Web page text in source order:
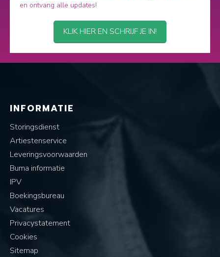
en ontvang alle updates!
KLIK HIER EN SCHRIJF JE IN!
INFORMATIE
Storingsdienst
Artiestenservice
Leveringsvoorwaarden
Buma informatie
IPV
Boekingsbureau
Vacatures
Privacystatement
Cookies
Sitemap